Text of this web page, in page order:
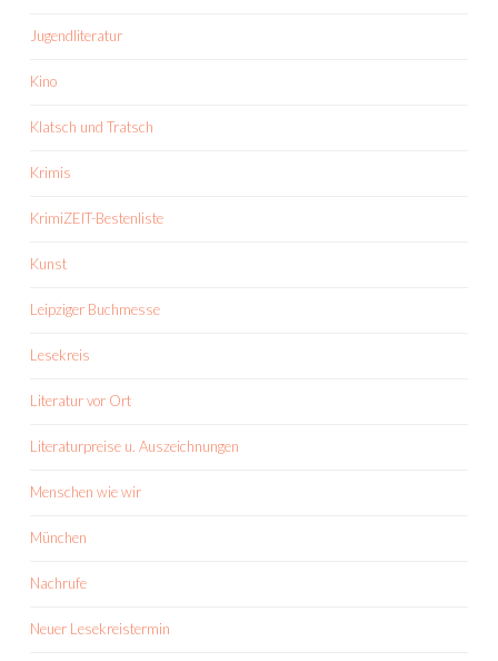
Jugendliteratur
Kino
Klatsch und Tratsch
Krimis
KrimiZEIT-Bestenliste
Kunst
Leipziger Buchmesse
Lesekreis
Literatur vor Ort
Literaturpreise u. Auszeichnungen
Menschen wie wir
München
Nachrufe
Neuer Lesekreistermin